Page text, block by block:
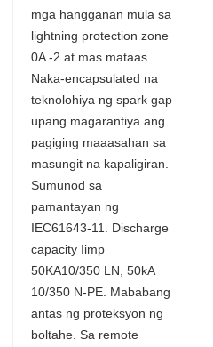
mga hangganan mula sa
lightning protection zone
0A -2 at mas mataas.
Naka-encapsulated na
teknolohiya ng spark gap
upang magarantiya ang
pagiging maaasahan sa
masungit na kapaligiran.
Sumunod sa
pamantayan ng
IEC61643-11. Discharge
capacity Iimp
50KA10/350 LN, 50kA
10/350 N-PE. Mababang
antas ng proteksyon ng
boltahe. Sa remote